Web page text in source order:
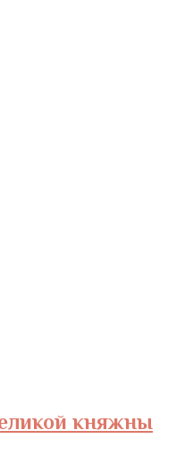
княжны